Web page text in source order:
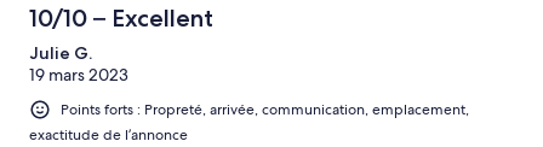
10/10 – Excellent
Julie G.
19 mars 2023
Points forts : Propreté, arrivée, communication, emplacement,
exactitude de l’annonce